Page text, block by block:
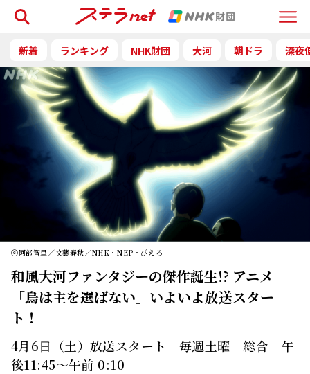
Menu
検索
新着 ランキング NHK財団 大河 朝ドラ 深夜
ⓒ阿部智里／文藝春秋／NHK・NEP・ぴえろ
和風大河ファンタジーの傑作誕生!? アニメ
「烏は主を選ばない」いよいよ放送スター
ト！
4月6日（土）放送スタート 毎週土曜 総合 午
後11:45～午前 0:10